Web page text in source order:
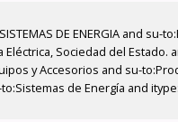
DE ENERGIA and su-
Sociedad del Estado.
y Accesorios and su-
de Energía and